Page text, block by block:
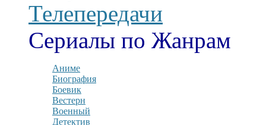
Телепередачи
Сериалы по Жанрам
Аниме
Биография
Боевик
Вестерн
Военный
Детектив